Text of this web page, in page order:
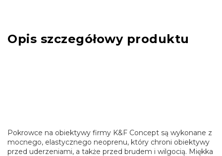
Opis szczegółowy produktu
Pokrowce na obiektywy firmy K&F Concept są wykonane z
mocnego, elastycznego neoprenu, który chroni obiektywy
przed uderzeniami, a także przed brudem i wilgocią. Miękka